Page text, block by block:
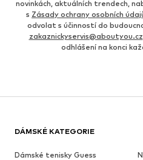
novinkách, aktuálních trendech,
s Zásady ochrany osobních
odvolat s účinností do
zakaznickyservis@aboutyou.cz
odhlášení na konci
DÁMSKÉ KATEGORIE
Dámské tenisky Guess